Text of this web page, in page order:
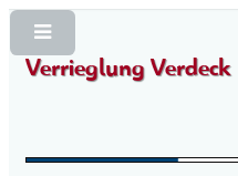
Verrieglung Verdeck